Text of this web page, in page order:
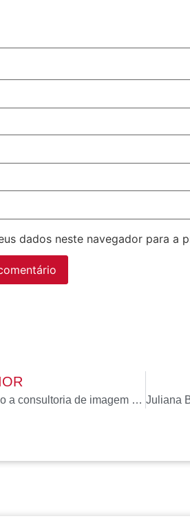
dados neste navegador para a
Colocando a consultoria de imagem em um novo patamar